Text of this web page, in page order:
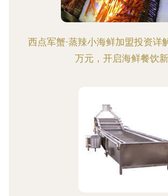
西点军蟹-蒸辣小海鲜加盟投资详
万元，开启海鲜餐饮